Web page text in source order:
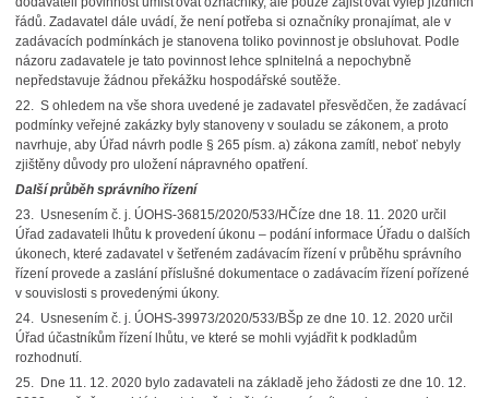
řádů. Zadavatel dále uvádí, že není potřeba si označníky pronajímat, ale v
zadávacích podmínkách je stanovena toliko povinnost je obsluhovat. Podle
názoru zadavatele je tato povinnost lehce splnitelná a nepochybně
nepředstavuje žádnou překážku hospodářské soutěže.
22. S ohledem na vše shora uvedené je zadavatel přesvědčen, že zadávací
podmínky veřejné zakázky byly stanoveny v souladu se zákonem, a proto
navrhuje, aby Úřad návrh podle § 265 písm. a) zákona zamítl, neboť nebyly
zjištěny důvody pro uložení nápravného opatření.
Další průběh správního řízení
23. Usnesením č. j. ÚOHS-36815/2020/533/HČíze dne 18. 11. 2020 určil
Úřad zadavateli lhůtu k provedení úkonu – podání informace Úřadu o dalších
úkonech, které zadavatel v šetřeném zadávacím řízení v průběhu správního
řízení provede a zaslání příslušné dokumentace o zadávacím řízení pořízené
v souvislosti s provedenými úkony.
24. Usnesením č. j. ÚOHS-39973/2020/533/BŠp ze dne 10. 12. 2020 určil
Úřad účastníkům řízení lhůtu, ve které se mohli vyjádřit k podkladům
rozhodnutí.
25. Dne 11. 12. 2020 bylo zadavateli na základě jeho žádosti ze dne 10. 12.